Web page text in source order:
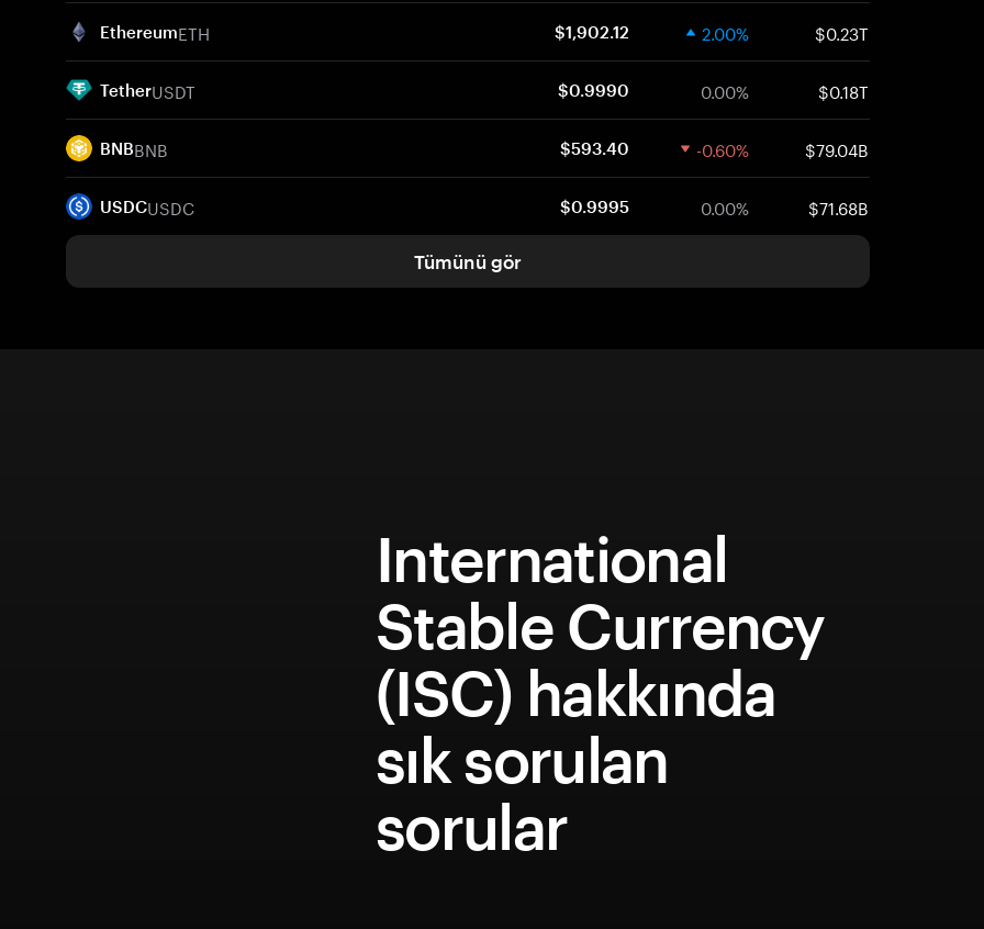
EthereumETH $1,902.12 2.00% $0.23T
TetherUSDT $0.9990 0.00% $0.18T
BNBBNB $593.40 -0.60% $79.04B
USDCUSDC $0.9995 0.00% $71.68B
Tümünü gör
International
Stable Currency
(ISC) hakkında
sık sorulan
sorular